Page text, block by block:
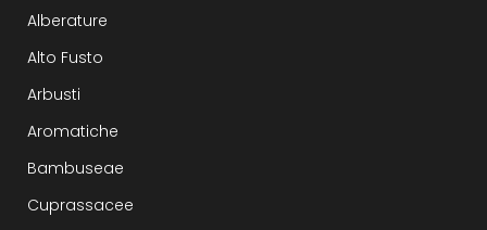
Alberature
Alto Fusto
Arbusti
Aromatiche
Bambuseae
Cuprassacee